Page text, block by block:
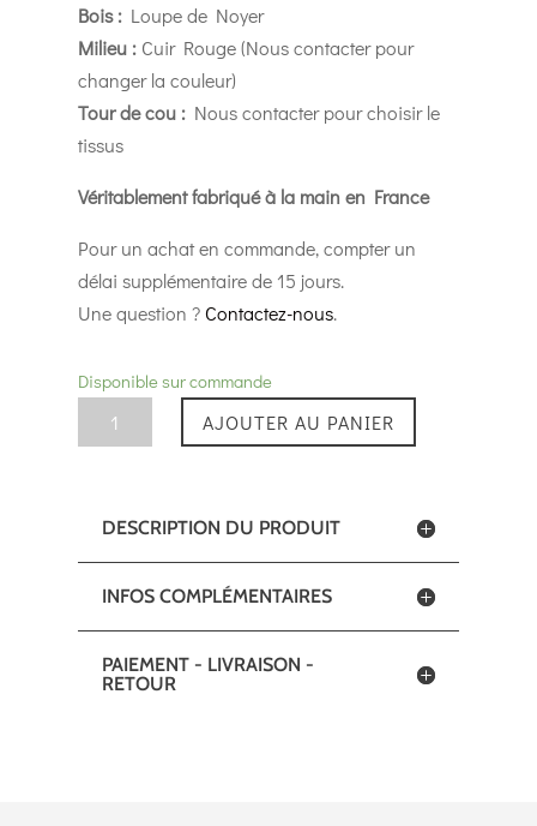
Bois :Loupe de Noyer
Milieu :Cuir Rouge (Nous contacter pour
changer la couleur)
Tour de cou :Nous contacter pour choisir le
tissus
Véritablement fabriqué à la main en France
Pour un achat en commande, compter un
délai supplémentaire de 15 jours.
Une question ?Contactez-nous.
Disponible sur commande
quantité
de
Louis
Loupe
de
Noyer
AJOUTER AU PANIER
DESCRIPTION DU PRODUIT
INFOS COMPLÉMENTAIRES
PAIEMENT - LIVRAISON -
RETOUR